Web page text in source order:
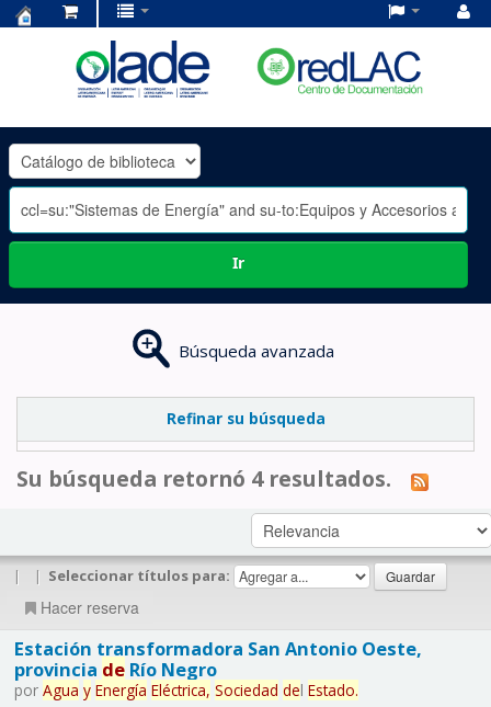
OLADE
-
Ir
Búsqueda avanzada
Refinar su búsqueda
Su búsqueda retornó 4 resultados.
| | Seleccionar títulos para:
Hacer reserva
Estación transformadora San Antonio Oeste,
provincia deRío Negro
por Agua y Energía Eléctrica, Sociedad del Estado.